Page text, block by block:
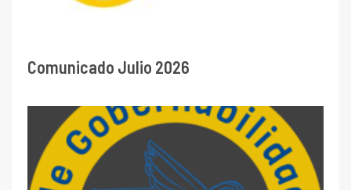
Comunicado Julio 2026